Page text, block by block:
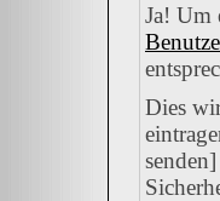
Ja! Um
Dies